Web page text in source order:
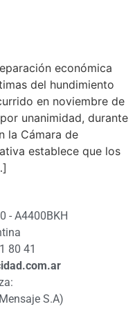
económica
del hundimiento
en noviembre de
unanimidad, durante
la Cámara de
establece que los
- A4400BKH
80 41
S.A)